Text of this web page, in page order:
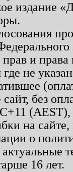
издание
и
не
без
на
о
16 лет.